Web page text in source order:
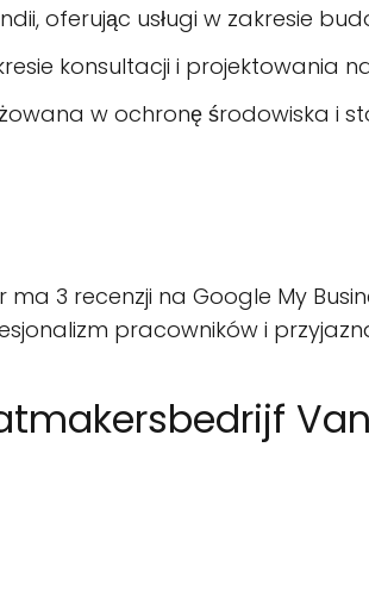
oferując usługi w zakresie
konsultacji i projektowania
w ochronę środowiska i
3 recenzji na Google My
pracowników i